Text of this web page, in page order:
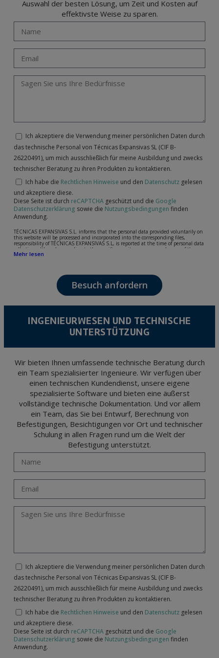
Auswahl der besten Lösung, um Zeit und Kosten auf
effektivste Weise zu sparen.
Ich akzeptiere die Verwendung meiner persönlichen Daten durch
das technische Personal von Técnicas Expansivas SL (CIF B-
26220491), um mich ausschließlich für meine Ausbildung und zwecks
technischer Beratung zu ihren Produkten zu kontaktieren.
Ich habe die Rechtlichen Hinweise und den Datenschutz gelesen
und akzeptiere diese.
Diese Seite ist durch reCAPTCHA geschützt und die Google
Datenschutzerklärung sowie die Nutzungsbedingungen finden
Anwendung.
TÉCNICAS EXPANSIVAS S.L. informs that the personal data provided voluntarily on
this website will be processed and incorporated into the corresponding files,
responsibility of TÉCNICAS EXPANSIVAS S.L, is reported at the time of personal data
collection, although, according to the specific case, its purpose may be any of the
following: attention to your referred request, complaint or question, established
The data in our files are strictly confidential and shall be treated with the utmost
confidentiality and shall comply with all the requirements provided for the General
Data Protection Regulation (GDPR) 2016.
According to Data Protection legislation, you are strongly advised not to send high-
encrypted. Should these details be sent, it is done so under your sole responsibility.
The user may at any time exercise their rights of access, rectification, cancellation
and opposition under the provisions of the General Data Protection Regulation
Portalada II | c/ Segador 13, 26006 | Logroño (La Rioja).
Mehr lesen
Besuch anfordern
INGENIEURWESEN UND TECHNISCHE
UNTERSTÜTZUNG
Wir bieten Ihnen umfassende technische Beratung durch
ein Team spezialisierter Ingenieure. Wir verfügen über
einen technischen Kundendienst, unsere eigene
spezialisierte Software und bieten eine äußerst
vollständige technische Dokumentation. Und vor allem
ein Team, das Sie bei Entwurf, Berechnung von
Befestigungen, Besichtigungen vor Ort und technischer
Schulung in allen Fragen rund um die Welt der
Befestigung unterstützt.
Ich akzeptiere die Verwendung meiner persönlichen Daten durch
das technische Personal von Técnicas Expansivas SL (CIF B-
26220491), um mich ausschließlich für meine Ausbildung und zwecks
technischer Beratung zu ihren Produkten zu kontaktieren.
Ich habe die Rechtlichen Hinweise und den Datenschutz gelesen
und akzeptiere diese.
Diese Seite ist durch reCAPTCHA geschützt und die Google
Datenschutzerklärung sowie die Nutzungsbedingungen finden
Anwendung.